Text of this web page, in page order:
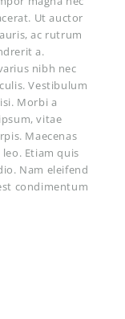
Ut auctor
ac rutrum
a.
nibh nec
Vestibulum
Morbi a
vitae
Maecenas
Etiam quis
Nam eleifend
condimentum